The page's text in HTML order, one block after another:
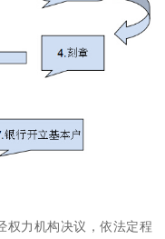
权力机构决议，依法定程